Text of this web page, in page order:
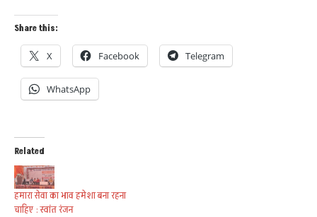
Share this:
X Facebook Telegram
WhatsApp
Related
हमारा सेवा का भाव हमेशा बना रहना
चाहिए : स्वांत रंजन